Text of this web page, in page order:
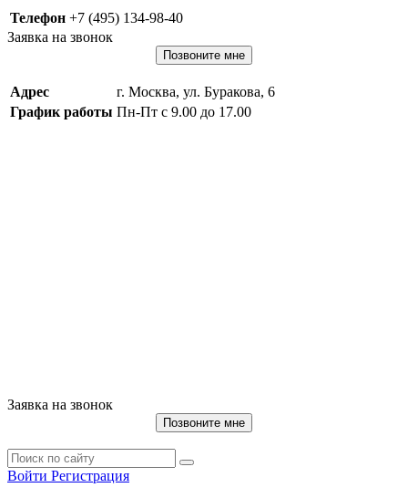
Телефон +7 (495) 134-98-40
Заявка на звонок
Позвоните мне
Адрес
г. Москва, ул. Буракова, 6
График работы Пн-Пт с 9.00 до 17.00
Заявка на звонок
Позвоните мне
Войти Регистрация